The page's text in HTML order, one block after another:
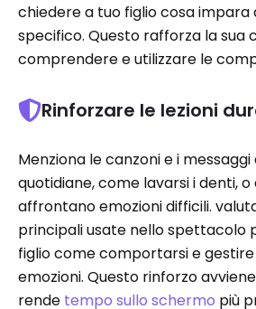
chiedere a tuo figlio cosa impara
specifico. Questo rafforza la sua
comprendere e utilizzare le
Rinforzare le lezioni
Menziona le canzoni e i
quotidiane, come lavarsi i denti, o
affrontano emozioni difficili.
principali usate nello spettacolo
figlio come comportarsi e
emozioni. Questo rinforzo
rende tempo sullo schermo più